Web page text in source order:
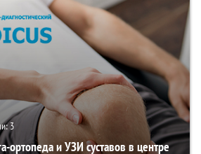
3
ортопеда и УЗИ суставов в центре